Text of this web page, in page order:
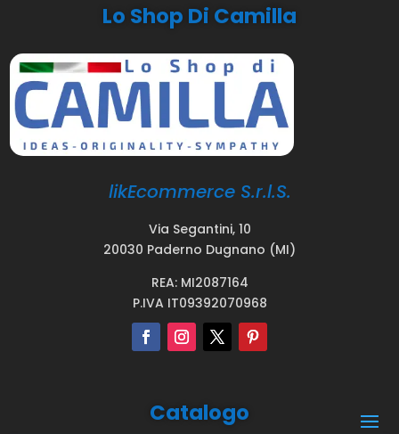
Lo Shop Di Camilla
likEcommerce S.r.l.S.
Via Segantini, 10
20030 Paderno Dugnano (MI)
REA: MI2087164
P.IVA IT09392070968
Catalogo